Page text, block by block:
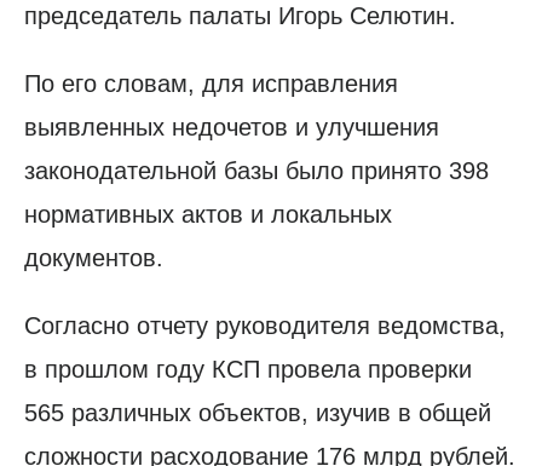
председатель палаты Игорь Селютин.
По его словам, для исправления
выявленных недочетов и улучшения
законодательной базы было принято 398
нормативных актов и локальных
документов.
Согласно отчету руководителя ведомства,
в прошлом году КСП провела проверки
565 различных объектов, изучив в общей
сложности расходование 176 млрд рублей.